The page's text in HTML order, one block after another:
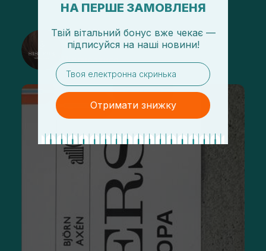
@sisters_stelmakh в Instagram
Підписатися
НА ПЕРШЕ ЗАМОВЛЕНЯ
Твій вітальний бонус вже чекає —
підписуйся на наші новини!
email
Отримати знижку